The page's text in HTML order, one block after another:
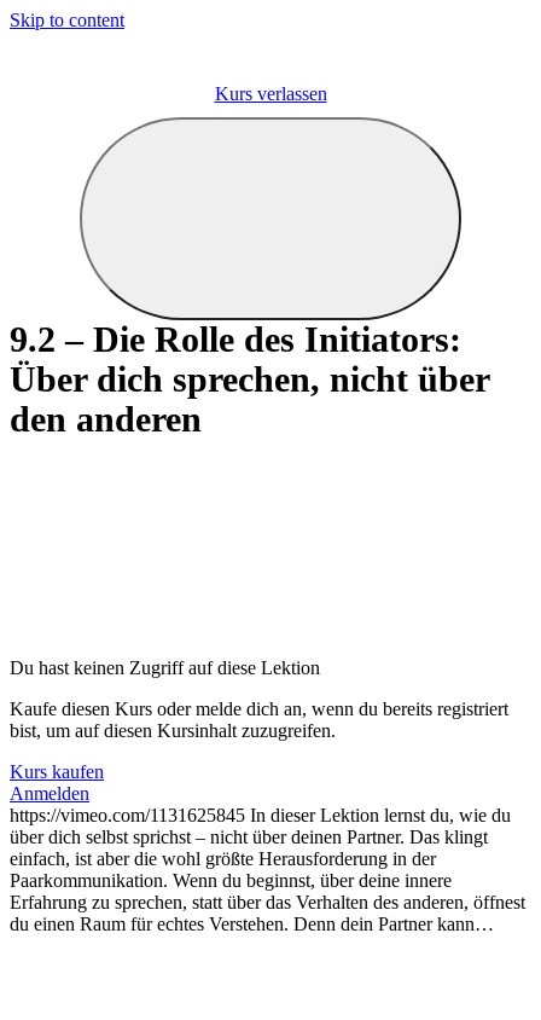
Skip to content
Kurs verlassen
9.2 – Die Rolle des Initiators:
Über dich sprechen, nicht über
den anderen
Du hast keinen Zugriff auf diese Lektion
Kaufe diesen Kurs oder melde dich an, wenn du bereits registriert
bist, um auf diesen Kursinhalt zuzugreifen.
Kurs kaufen
Anmelden
https://vimeo.com/1131625845 In dieser Lektion lernst du, wie du
über dich selbst sprichst – nicht über deinen Partner. Das klingt
einfach, ist aber die wohl größte Herausforderung in der
Paarkommunikation. Wenn du beginnst, über deine innere
Erfahrung zu sprechen, statt über das Verhalten des anderen, öffnest
du einen Raum für echtes Verstehen. Denn dein Partner kann…